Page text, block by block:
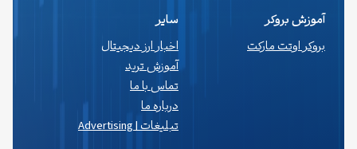
آموزش بروکر
بروکر اوتت مارکت
سایر
اخبار ارز دیجیتال
آموزش ترید
تماس با ما
درباره ما
تبلیغات | Advertising